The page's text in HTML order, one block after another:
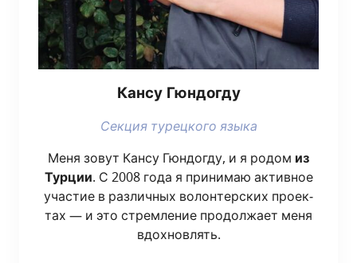
Кан­су Гюндогду
Сек­ция турец­ко­го языка
Меня зовут Кан­су Гюн­до­гду, и я родом из
Тур­ции. С 2008 года я при­ни­маю актив­ное
уча­стие в раз­лич­ных волон­тер­ских про­ек­
тах — и это стрем­ле­ние про­дол­жа­ет меня
вдох­нов­лять.